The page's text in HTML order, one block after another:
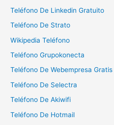
Teléfono De Linkedin Gratuito
Teléfono De Strato
Wikipedia Teléfono
Teléfono Grupokonecta
Teléfono De Webempresa Gratis
Teléfono De Selectra
Teléfono De Akiwifi
Teléfono De Hotmail